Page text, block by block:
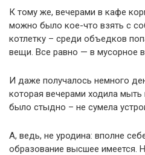
К тому же, вечерами в кафе
можно было кое-что взять с
котлетку – среди объедков
вещи. Все равно — в мусорное
И даже получалось немного
которая вечерами ходила
было стыдно – не сумела
А, ведь, не уродина: вполне
образование высшее имеется.